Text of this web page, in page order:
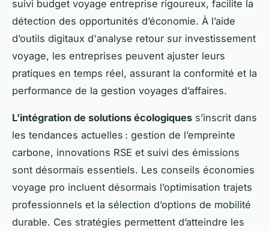
suivi budget voyage entreprise rigoureux, facilite la
détection des opportunités d’économie. À l’aide
d’outils digitaux d'analyse retour sur investissement
voyage, les entreprises peuvent ajuster leurs
pratiques en temps réel, assurant la conformité et la
performance de la gestion voyages d’affaires.
L’intégration de solutions écologiques s’inscrit dans
les tendances actuelles : gestion de l’empreinte
carbone, innovations RSE et suivi des émissions
sont désormais essentiels. Les conseils économies
voyage pro incluent désormais l’optimisation trajets
professionnels et la sélection d’options de mobilité
durable. Ces stratégies permettent d’atteindre les